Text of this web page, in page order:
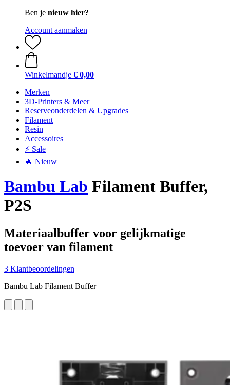
Ben je nieuw hier?
Account aanmaken
Winkelmandje € 0,00
Merken
3D-Printers & Meer
Reserveonderdelen & Upgrades
Filament
Resin
Accessoires
⚡ Sale
🔥 Nieuw
Bambu Lab Filament Buffer,
P2S
Materiaalbuffer voor gelijkmatige
toevoer van filament
3 Klantbeoordelingen
Bambu Lab Filament Buffer